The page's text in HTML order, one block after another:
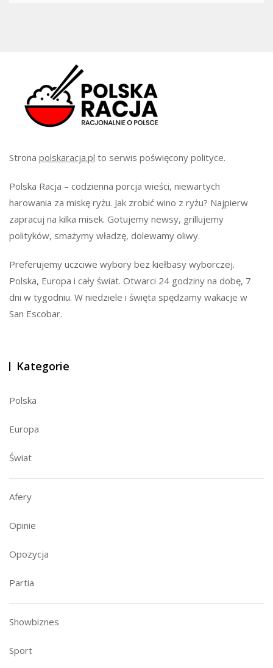
Strona polskaracja.pl to serwis poświęcony polityce.
Polska Racja – codzienna porcja wieści, niewartych
harowania za miskę ryżu. Jak zrobić wino z ryżu? Najpierw
zapracuj na kilka misek. Gotujemy newsy, grillujemy
polityków, smażymy władzę, dolewamy oliwy.
Preferujemy uczciwe wybory bez kiełbasy wyborczej.
Polska, Europa i cały świat. Otwarci 24 godziny na dobę, 7
dni w tygodniu. W niedziele i święta spędzamy wakacje w
San Escobar.
Kategorie
Polska
Europa
Świat
Afery
Opinie
Opozycja
Partia
Showbiznes
Sport